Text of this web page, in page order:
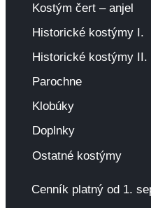
Kostým čert – anjel
Historické kostýmy I.
Historické kostýmy II.
Parochne
Klobúky
Doplnky
Ostatné kostýmy
Cenník platný od 1.